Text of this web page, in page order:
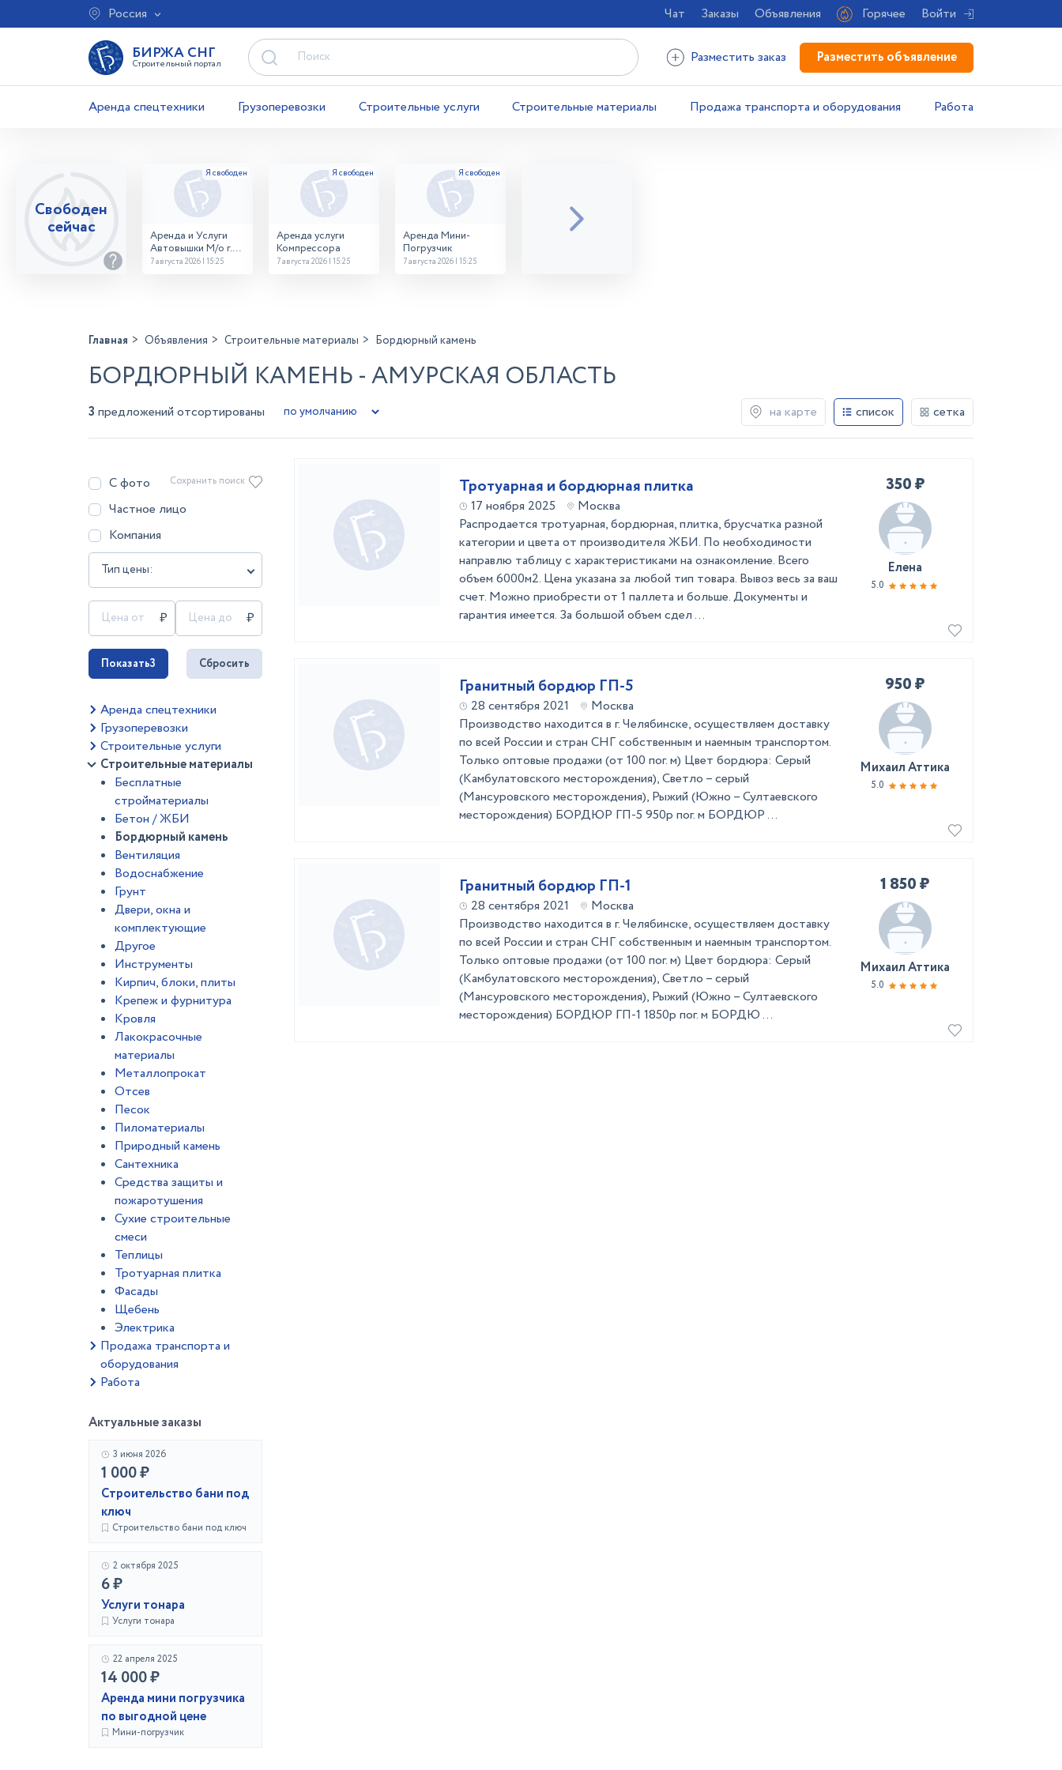
Россия Чат Заказы Объявления Горячее Войти
БИРЖА СНГ
Строительный портал Разместить заказ Разместить объявление
Аренда спецтехники Грузоперевозки Строительные услуги Строительные материалы Продажа транспорта и оборудования Работа
Свободен
сейчас
Аренда и Услуги
Автовышки М/о г.
Домодедово
7 августа 2026 | 15:25
Аренда услуги
Компрессора
7 августа 2026 | 15:25
Аренда Мини-
Погрузчик
7 августа 2026 | 15:25
Главная Объявления Строительные материалы Бордюрный камень
БОРДЮРНЫЙ КАМЕНЬ - АМУРСКАЯ ОБЛАСТЬ
3 предложений отсортированы на карте список сетка
С фото
Частное лицо
Компания
Тип цены:
Сохранить поиск
Показать3 Сбросить
Аренда спецтехники
Грузоперевозки
Строительные услуги
Строительные материалы
Бесплатные
стройматериалы
Бетон / ЖБИ
Бордюрный камень
Вентиляция
Водоснабжение
Грунт
Двери, окна и
комплектующие
Другое
Инструменты
Кирпич, блоки, плиты
Крепеж и фурнитура
Кровля
Лакокрасочные
материалы
Металлопрокат
Отсев
Песок
Пиломатериалы
Природный камень
Сантехника
Средства защиты и
пожаротушения
Сухие строительные
смеси
Теплицы
Тротуарная плитка
Фасады
Щебень
Электрика
Продажа транспорта и
оборудования
Работа
Актуальные заказы
3 июня 2026
1 000 ₽
Строительство бани под
ключ
Строительство бани под ключ
2 октября 2025
6 ₽
Услуги тонара
Услуги тонара
22 апреля 2025
14 000 ₽
Аренда мини погрузчика
по выгодной цене
Мини-погрузчик
Тротуарная и бордюрная плитка
17 ноября 2025
Москва
Распродается тротуарная, бордюрная, плитка, брусчатка разной
категории и цвета от производителя ЖБИ. По необходимости
направлю таблицу с характеристиками на ознакомление. Всего
объем 6000м2. Цена указана за любой тип товара. Вывоз весь за ваш
счет. Можно приобрести от 1 паллета и больше. Документы и
гарантия имеется. За большой объем сдел ...
350 ₽
Елена
5.0
Гранитный бордюр ГП-5
28 сентября 2021
Москва
Производство находится в г. Челябинске, осуществляем доставку
по всей России и стран СНГ собственным и наемным транспортом.
Только оптовые продажи (от 100 пог. м) Цвет бордюра: Серый
(Камбулатовского месторождения), Светло – серый
(Мансуровского месторождения), Рыжий (Южно – Султаевского
месторождения) БОРДЮР ГП-5 950р пог. м БОРДЮР ...
950 ₽
Михаил Аттика
5.0
Гранитный бордюр ГП-1
28 сентября 2021
Москва
Производство находится в г. Челябинске, осуществляем доставку
по всей России и стран СНГ собственным и наемным транспортом.
Только оптовые продажи (от 100 пог. м) Цвет бордюра: Серый
(Камбулатовского месторождения), Светло – серый
(Мансуровского месторождения), Рыжий (Южно – Султаевского
месторождения) БОРДЮР ГП-1 1850р пог. м БОРДЮ ...
1 850 ₽
Михаил Аттика
5.0